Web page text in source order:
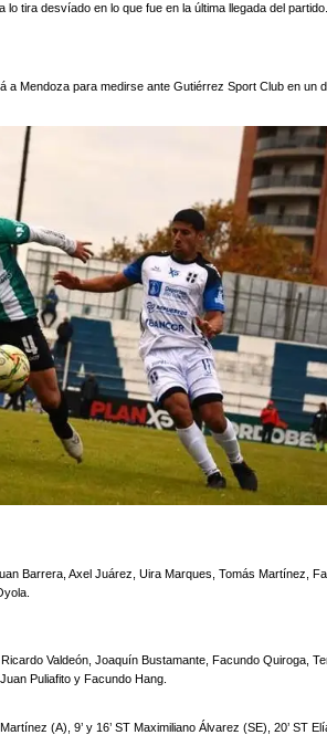
tira desvíado en lo que fue en la última llegada del
a Mendoza para medirse ante Gutiérrez Sport Club en un
Barrera, Axel Juárez, Uira Marques, Tomás Martínez,
Valdeón, Joaquín Bustamante, Facundo Quiroga,
Puliafito y Facundo Hang.
(A), 9’ y 16’ ST Maximiliano Álvarez (SE), 20’ ST